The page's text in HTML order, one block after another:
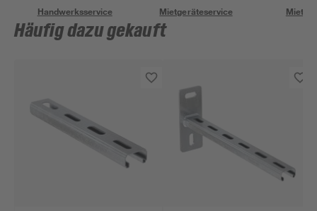
Handwerksservice Mietgeräteservice
Häufig dazu gekauft